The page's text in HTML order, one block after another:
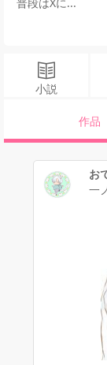
小説
作品
お
一